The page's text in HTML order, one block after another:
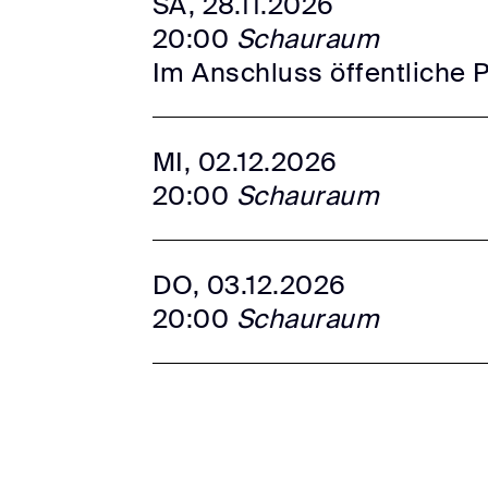
20:00 Schauraum
Im Anschluss öffentliche
MI, 02.12.2026
20:00 Schauraum
DO, 03.12.2026
20:00 Schauraum